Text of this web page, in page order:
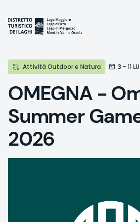
Inhalt
Attività Outdoor e Natura 3 - 11
OMEGNA -
Summer
2026